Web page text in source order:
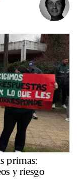
primas:
y riesgo